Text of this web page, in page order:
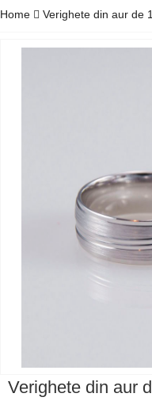
Home Verighete din aur de
Verighete din aur